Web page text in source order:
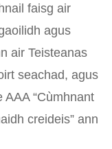
faisg air
agus
air Teisteanas
seachad, agus
AAA “Cùmhnant
creideis” ann